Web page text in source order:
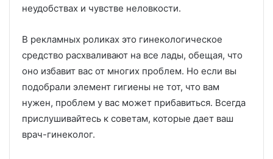
неудобствах и чувстве неловкости.
В рекламных роликах это гинекологическое
средство расхваливают на все лады, обещая, что
оно избавит вас от многих проблем. Но если вы
подобрали элемент гигиены не тот, что вам
нужен, проблем у вас может прибавиться. Всегда
прислушивайтесь к советам, которые дает ваш
врач-гинеколог.